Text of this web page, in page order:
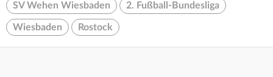
SV Wehen Wiesbaden 2. Fußball-Bundesliga
Wiesbaden Rostock